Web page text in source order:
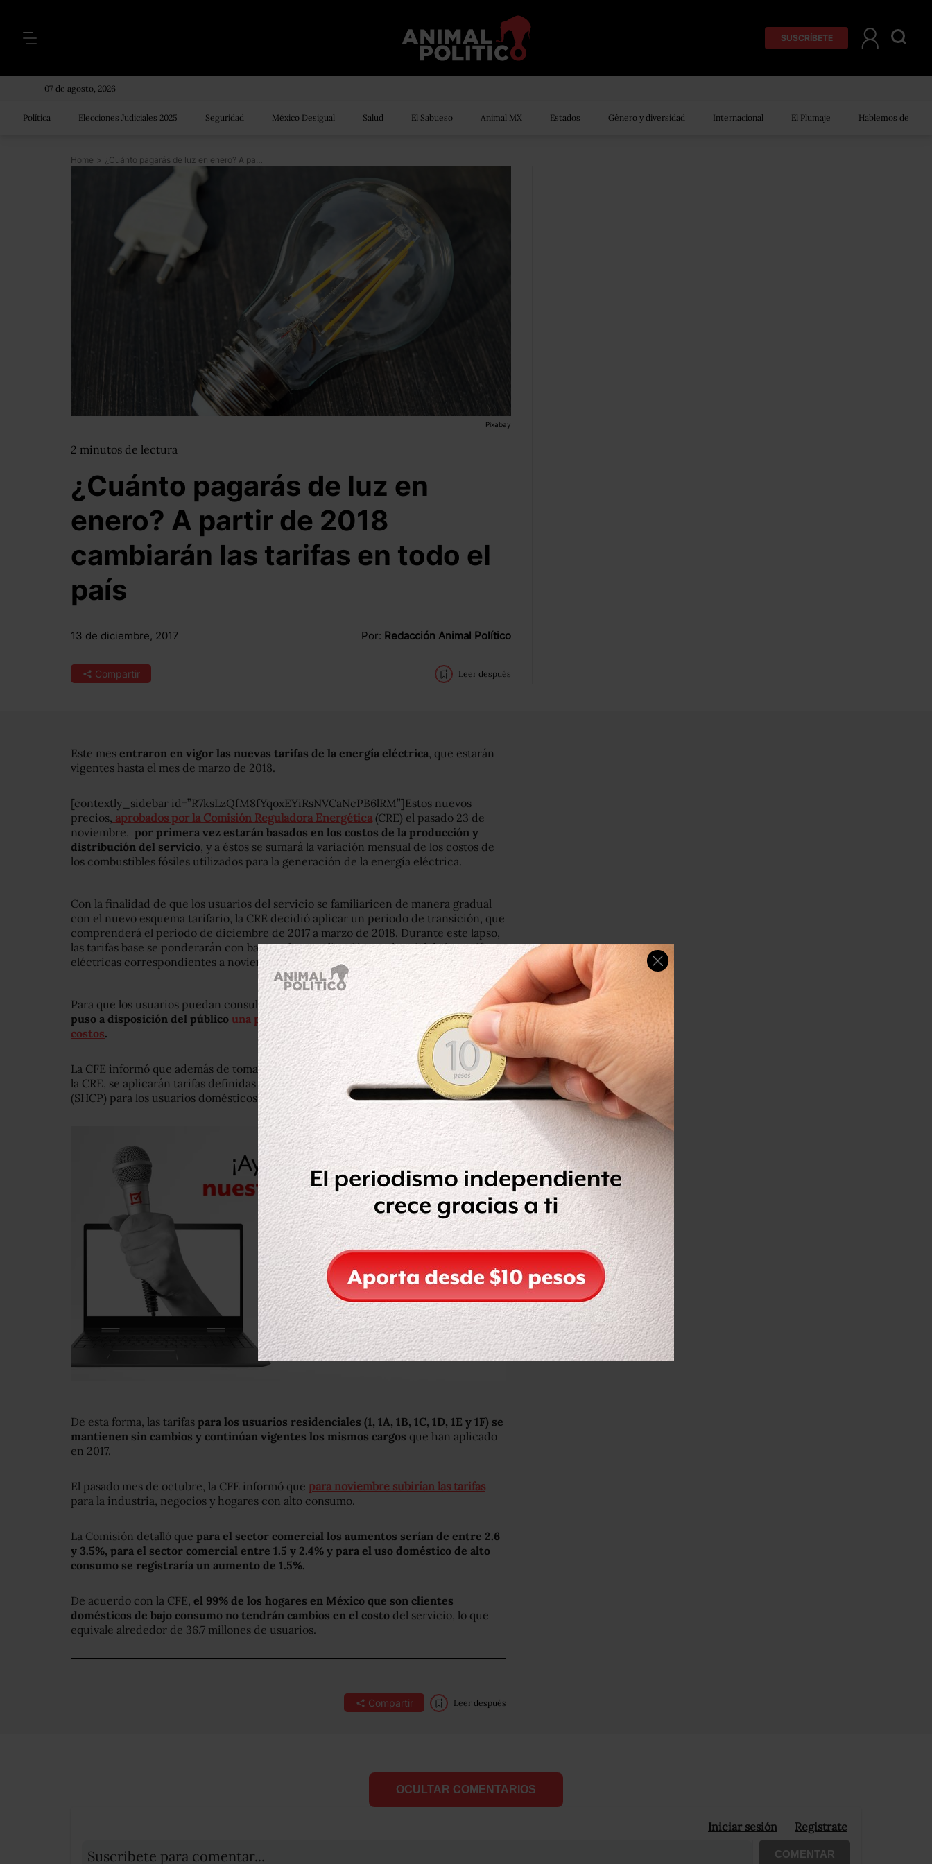
SUSCRÍBETE
07 de agosto, 2026
Política Elecciones Judiciales 2025 Seguridad México Desigual Salud El Sabueso Animal MX Estados Género y diversidad Internacional El Plumaje Hablemos de
Home > ¿Cuánto pagarás de luz en enero? A partir de 2018 cambiarán las tarifas en todo el país
Pixabay
2 minutos de lectura
¿Cuánto pagarás de luz en
enero? A partir de 2018
cambiarán las tarifas en todo el
país
13 de diciembre, 2017 Por: Redacción Animal Político
Compartir Leer después
Este mes entraron en vigor las nuevas tarifas de la energía eléctrica, que estarán
vigentes hasta el mes de marzo de 2018.
[contextly_sidebar id=”R7ksLzQfM8fYqoxEYiRsNVCaNcPB6lRM”]Estos nuevos
precios, aprobados por la Comisión Reguladora Energética(CRE) el pasado 23 de
noviembre, por primera vez estarán basados en los costos de la producción y
distribución del servicio, y a éstos se sumará la variación mensual de los costos de
los combustibles fósiles utilizados para la generación de la energía eléctrica.
Con la finalidad de que los usuarios del servicio se familiaricen de manera gradual
con el nuevo esquema tarifario, la CRE decidió aplicar un periodo de transición, que
comprenderá el periodo de diciembre de 2017 a marzo de 2018. Durante este lapso,
las tarifas base se ponderarán con base en la actualización tendencial de las tarifas
eléctricas correspondientes a noviembre de 2017.
Para que los usuarios puedan consultar la tarifa cada mes de manera sencilla, la CFE
puso a disposición del público una página web donde se puede ubicar los nuevos
costos.
La CFE informó que además de tomar este nuevo esquema tarifario determinado por
la CRE, se aplicarán tarifas definidas por la Secretaría de Hacienda y Crédito Público
(SHCP) para los usuarios domésticos y agrícolas de estímulo.
De esta forma, las tarifas para los usuarios residenciales (1, 1A, 1B, 1C, 1D, 1E y 1F) se
mantienen sin cambios y continúan vigentes los mismos cargos que han aplicado
en 2017.
El pasado mes de octubre, la CFE informó que para noviembre subirían las tarifas
para la industria, negocios y hogares con alto consumo.
La Comisión detalló que para el sector comercial los aumentos serían de entre 2.6
y 3.5%, para el sector comercial entre 1.5 y 2.4% y para el uso doméstico de alto
consumo se registraría un aumento de 1.5%.
De acuerdo con la CFE, el 99% de los hogares en México que son clientes
domésticos de bajo consumo no tendrán cambios en el costo del servicio, lo que
equivale alrededor de 36.7 millones de usuarios.
Compartir Leer después
OCULTAR COMENTARIOS
Iniciar sesión Registrate
Suscribete para comentar... COMENTAR